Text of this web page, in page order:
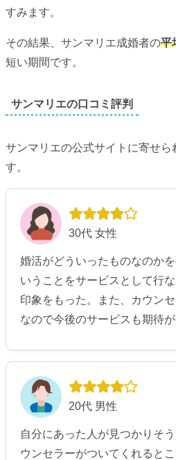
すみます。
その結果、サンマリエ成婚者の平
短い期間です。
サンマリエの口コミ評判
サンマリエの公式サイトに寄せら
す。
30代 女性
婚活がどういったものなのか
いうことをサービスとして行
印象をもった。また、カウン
なので今後のサービスも期待
20代 男性
自分にあった人が見つかりそ
ウンセラーがついてくれると